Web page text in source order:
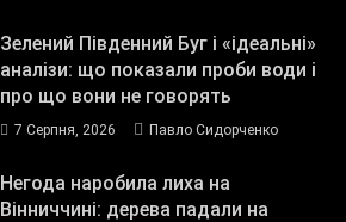
Зелений Південний Буг і «ідеальні»
аналізи: що показали проби води і
про що вони не говорять
7 Серпня, 2026 Павло Сидорченко
Негода наробила лиха на
Вінниччині: дерева падали на